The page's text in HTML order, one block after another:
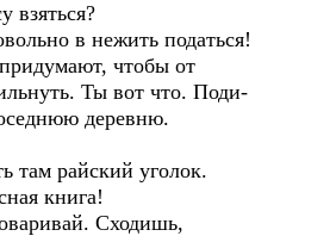
взяться?
в нежить податься!
чтобы от
Ты вот что. Поди-
деревню.
там райский уголок.
книга!
Сходишь,